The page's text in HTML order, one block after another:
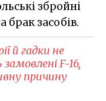
збройні
брак засобів.
й гадки не
F-16,
причину